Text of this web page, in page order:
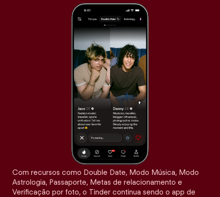
Com recursos como Double Date, Modo Música, Modo
Astrologia, Passaporte, Metas de relacionamento e
Verificação por foto, o Tinder continua sendo o app de